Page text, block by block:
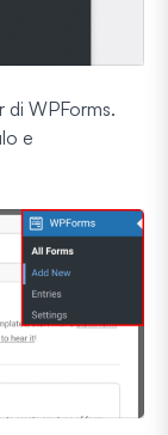
di WPForms.
e